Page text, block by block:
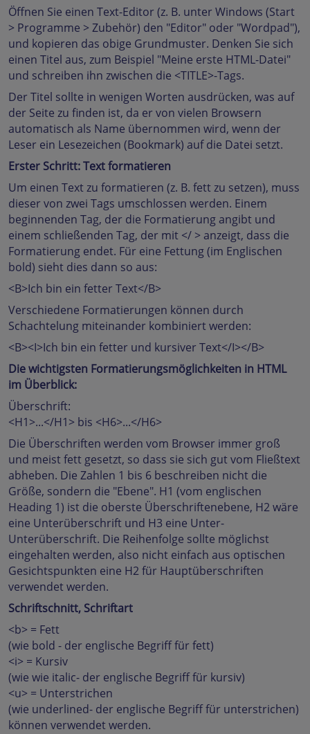
Öffnen Sie einen Text-Editor (z. B. unter Windows (Start
> Programme > Zubehör) den "Editor" oder "Wordpad"),
und kopieren das obige Grundmuster. Denken Sie sich
einen Titel aus, zum Beispiel "Meine erste HTML-Datei"
und schreiben ihn zwischen die <TITLE>-Tags.
Der Titel sollte in wenigen Worten ausdrücken, was auf
der Seite zu finden ist, da er von vielen Browsern
automatisch als Name übernommen wird, wenn der
Leser ein Lesezeichen (Bookmark) auf die Datei setzt.
Erster Schritt: Text formatieren
Um einen Text zu formatieren (z. B. fett zu setzen), muss
dieser von zwei Tags umschlossen werden. Einem
beginnenden Tag, der die Formatierung angibt und
einem schließenden Tag, der mit </ > anzeigt, dass die
Formatierung endet. Für eine Fettung (im Englischen
bold) sieht dies dann so aus:
<B>Ich bin ein fetter Text</B>
Verschiedene Formatierungen können durch
Schachtelung miteinander kombiniert werden:
<B><I>Ich bin ein fetter und kursiver Text</I></B>
Die wichtigsten Formatierungsmöglichkeiten in HTML
im Überblick:
Überschrift:
<H1>...</H1> bis <H6>...</H6>
Die Überschriften werden vom Browser immer groß
und meist fett gesetzt, so dass sie sich gut vom Fließtext
abheben. Die Zahlen 1 bis 6 beschreiben nicht die
Größe, sondern die "Ebene". H1 (vom englischen
Heading 1) ist die oberste Überschriftenebene, H2 wäre
eine Unterüberschrift und H3 eine Unter-
Unterüberschrift. Die Reihenfolge sollte möglichst
eingehalten werden, also nicht einfach aus optischen
Gesichtspunkten eine H2 für Hauptüberschriften
verwendet werden.
Schriftschnitt, Schriftart
<b> = Fett
(wie bold - der englische Begriff für fett)
<i> = Kursiv
(wie wie italic- der englische Begriff für kursiv)
<u> = Unterstrichen
(wie underlined- der englische Begriff für unterstrichen)
können verwendet werden.